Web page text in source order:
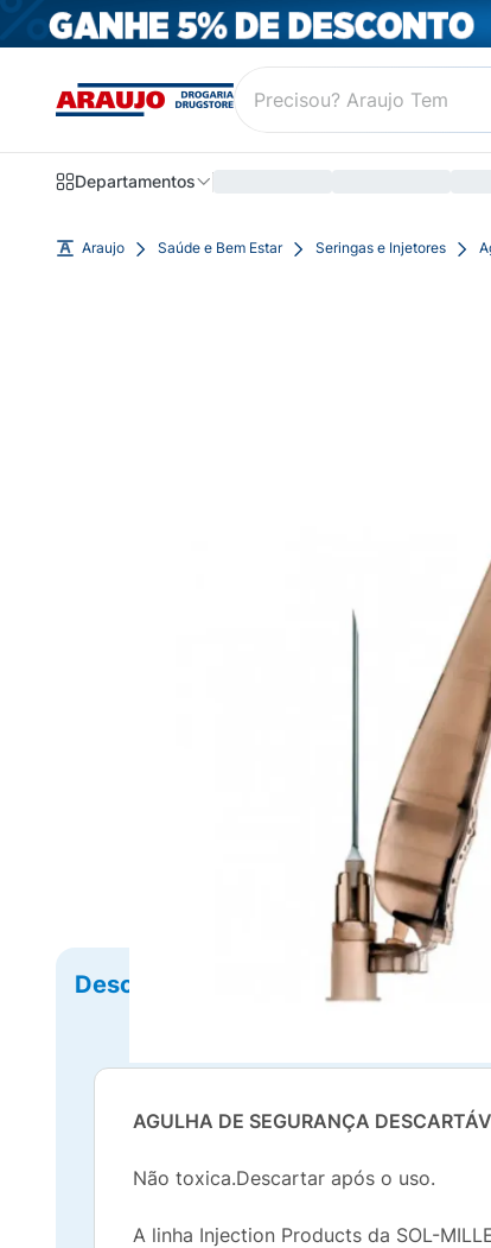
Departamentos
Araujo Saúde e Bem Estar Seringas e Injetores
Descrição Ficha Técnica
AGULHA DE SEGURANÇA
Não toxica.Descartar após o uso.
A linha Injection Products da SOL-